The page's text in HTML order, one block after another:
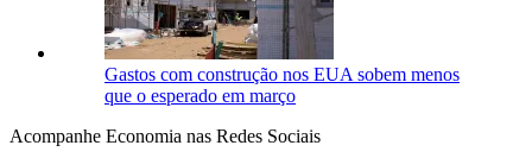
Gastos com construção nos EUA sobem menos
que o esperado em março
Acompanhe Economia nas Redes Sociais